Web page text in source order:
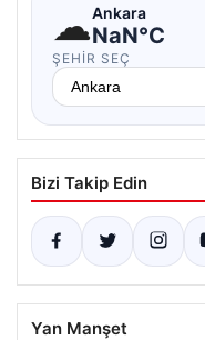
☁Ankara
NaN°C
ŞEHIR SEÇ
Bizi Takip Edin
Yan Manşet